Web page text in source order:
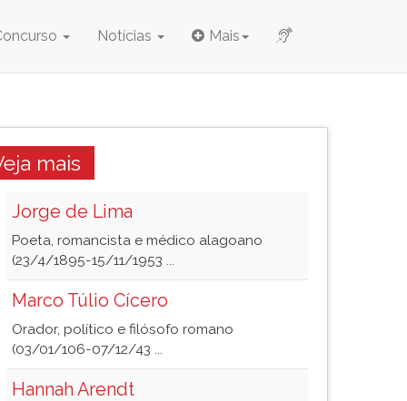
Notícias Mais
mais
Jorge de Lima
Poeta, romancista e médico alagoano
(23/4/1895-15/11/1953 ...
Marco Túlio Cícero
Orador, político e filósofo romano
(03/01/106-07/12/43 ...
Hannah Arendt